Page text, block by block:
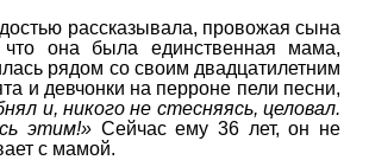
рассказывала, провожая сына
что она была единственная мама,
рядом со своим двадцатилетним
и девчонки на перроне пели песни,
и, никого не стесняясь, целовал.
этим!» Сейчас ему 36 лет, он не
с мамой.